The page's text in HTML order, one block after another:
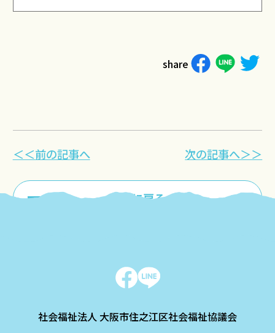
share
＜＜前の記事へ
一覧に戻る
次の記事へ＞＞
社会福祉法人 大阪市住之江区社会福祉協議会